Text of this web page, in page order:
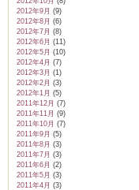
2012年9月 (9)
2012年8月 (6)
2012年7月 (8)
2012年6月 (11)
2012年5月 (10)
2012年4月 (7)
2012年3月 (1)
2012年2月 (3)
2012年1月 (5)
2011年12月 (7)
2011年11月 (9)
2011年10月 (7)
2011年9月 (5)
2011年8月 (3)
2011年7月 (3)
2011年6月 (2)
2011年5月 (3)
2011年4月 (3)